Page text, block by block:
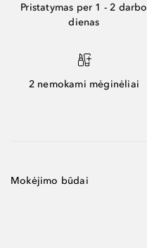
Pristatymas per 1 - 2 darbo
dienas
2 nemokami mėginėliai
Mokėjimo būdai